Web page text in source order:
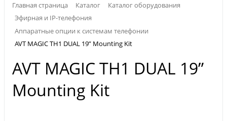
Главная страница Каталог
Каталог оборудования
Эфирная и IP-телефония
Аппаратные опции к системам телефонии
AVT MAGIC TH1 DUAL 19” Mounting Kit
AVT MAGIC TH1 DUAL 19”
Mounting Kit